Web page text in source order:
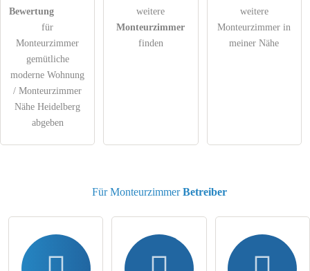
öffentliche Frage stellen Abbrechen
Hinweis:Bitte beachten Sie, öffentliche Fragen sindfür alle
Besucher sichtbar
Klicken Sie hier um eine
Monteurzimmer-Eintrag zu stellen
Bewertung
für
Monteurzimmer
gemütliche
moderne Wohnung
/ Monteurzimmer
Nähe Heidelberg
abgeben
weitere
Monteurzimmer
finden
weitere
Monteurzimmer in
meiner Nähe
Für MonteurzimmerBetreiber